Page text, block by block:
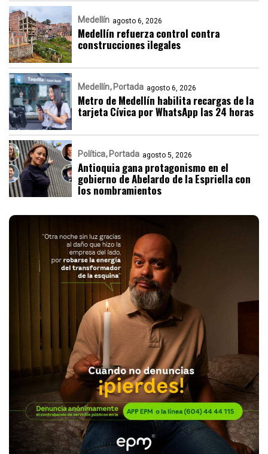
Medellín agosto 6, 2026
Medellín refuerza control contra
construcciones ilegales
Medellín Portada agosto 6, 2026
Metro de Medellín habilita recargas de la
tarjeta Cívica por WhatsApp las 24 horas
Política Portada agosto 5, 2026
Antioquia gana protagonismo en el
gobierno de Abelardo de la Espriella con
los nombramientos